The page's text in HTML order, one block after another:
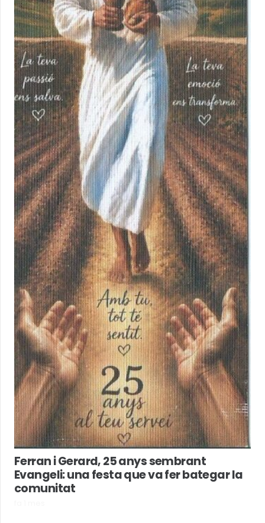
Ferran i Gerard, 25 anys sembrant
Evangeli: una festa que va fer bategar la
comunitat